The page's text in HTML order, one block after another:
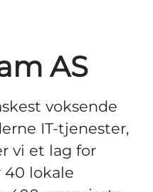
AS
voksende
IT-tjenester,
vi et lag for
40 lokale